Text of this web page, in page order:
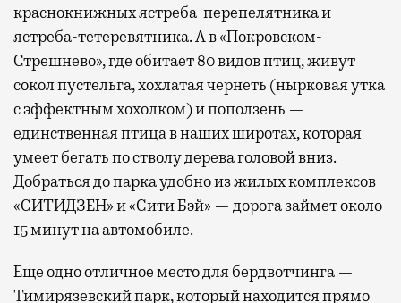
краснокнижных ястреба-перепелятника и
ястреба-тетеревятника. А в «Покровском-
Стрешнево», где обитает 80 видов птиц, живут
сокол пустельга, хохлатая чернеть (нырковая утка
с эффектным хохолком) и поползень —
единственная птица в наших широтах, которая
умеет бегать по стволу дерева головой вниз.
Добраться до парка удобно из жилых комплексов
«СИТИДЗЕН» и «Сити Бэй» — дорога займет около
15 минут на автомобиле.
Еще одно отличное место для бердвотчинга —
Тимирязевский парк, который находится прямо